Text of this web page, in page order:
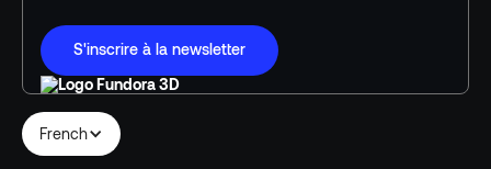
S'inscrire à la newsletter
French